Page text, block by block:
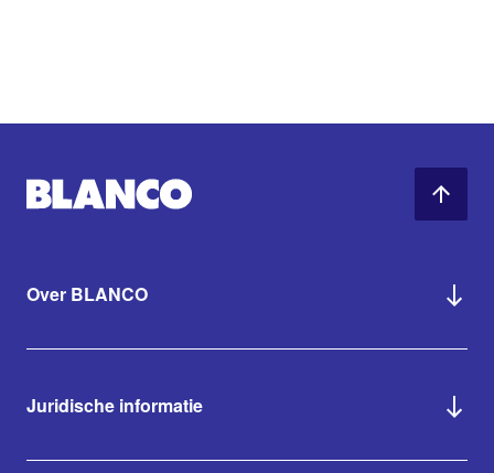
Over BLANCO
Juridische informatie